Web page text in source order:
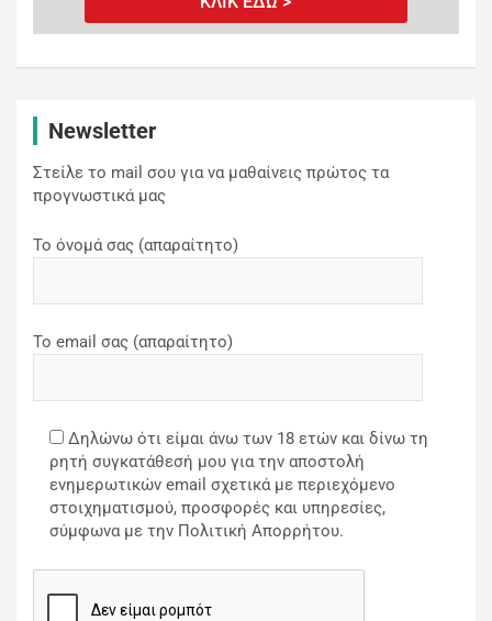
Newsletter
Στείλε το mail σου για να μαθαίνεις πρώτος τα
προγνωστικά μας
Το όνομά σας (απαραίτητο)
Το email σας (απαραίτητο)
Δηλώνω ότι είμαι άνω των 18 ετών και δίνω τη
ρητή συγκατάθεσή μου για την αποστολή
ενημερωτικών email σχετικά με περιεχόμενο
στοιχηματισμού, προσφορές και υπηρεσίες,
σύμφωνα με την Πολιτική Απορρήτου.